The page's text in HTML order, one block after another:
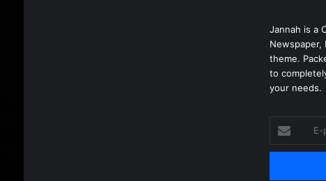
Jannah is a
Newspaper,
theme.
to
your needs.
posta
adresinizi